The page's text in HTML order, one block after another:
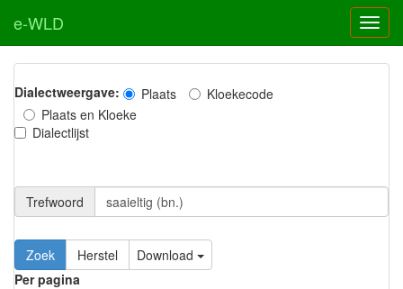
e-WLD
Dialectweergave: Plaats
Kloekecode
Plaats en Kloeke
Dialectlijst
Trefwoord
Download
Per pagina